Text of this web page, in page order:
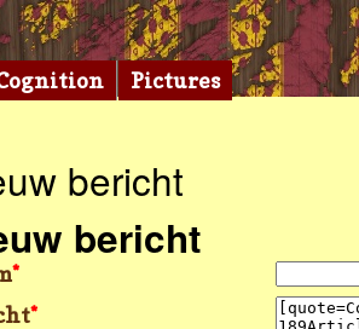
bericht
bericht
*
*
Pictures